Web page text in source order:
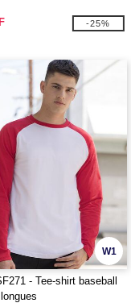
-25%
W1
- Tee-shirt baseball